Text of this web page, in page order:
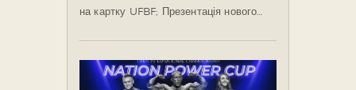
на картку UFBF; Презентація нового…